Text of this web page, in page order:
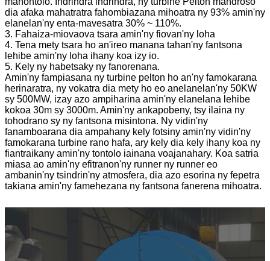
dia afaka mahatratra fahombiazana mihoatra ny 93% amin'ny
elanelan'ny enta-mavesatra 30% ~ 110%.
3. Fahaiza-miovaova tsara amin'ny fiovan'ny loha
4. Tena mety tsara ho an'ireo manana tahan'ny fantsona
lehibe amin'ny loha ihany koa izy io.
5. Kely ny habetsaky ny fanorenana.
Amin'ny fampiasana ny turbine pelton ho an'ny famokarana
herinaratra, ny vokatra dia mety ho eo anelanelan'ny 50KW
sy 500MW, izay azo ampiharina amin'ny elanelana lehibe
kokoa 30m sy 3000m. Amin'ny ankapobeny, tsy ilaina ny
tohodrano sy ny fantsona misintona. Ny vidin'ny
fanamboarana dia ampahany kely fotsiny amin'ny vidin'ny
famokarana turbine rano hafa, ary kely dia kely ihany koa ny
fiantraikany amin'ny tontolo iainana voajanahary. Koa satria
miasa ao amin'ny efitranon'ny runner ny runner eo
ambanin'ny tsindrin'ny atmosfera, dia azo esorina ny fepetra
takiana amin'ny famehezana ny fantsona fanerena mihoatra.